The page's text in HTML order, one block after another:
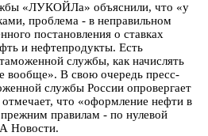
«ЛУКОЙЛа» объяснили, что «у
проблема - в неправильном
постановления о ставках
и нефтепродукты. Есть
службы, как начислять
вообще». В свою очередь пресс-
службы России опровергает
что «оформление нефти в
правилам - по нулевой
Новости.